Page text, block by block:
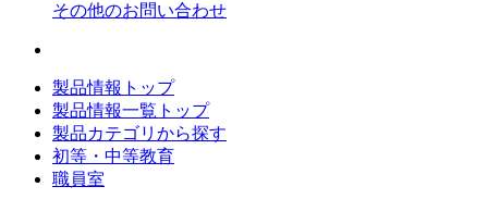
その他のお問い合わせ
製品情報トップ
製品情報一覧トップ
製品カテゴリから探す
初等・中等教育
職員室